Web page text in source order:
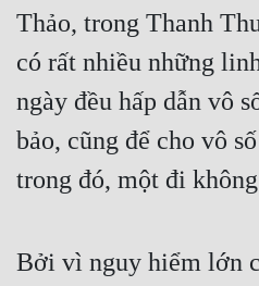
Thảo, trong Thanh
có rất nhiều những
ngày đều hấp dẫn vô
bảo, cũng để cho vô
trong đó, một đi
Bởi vì nguy hiểm lớn